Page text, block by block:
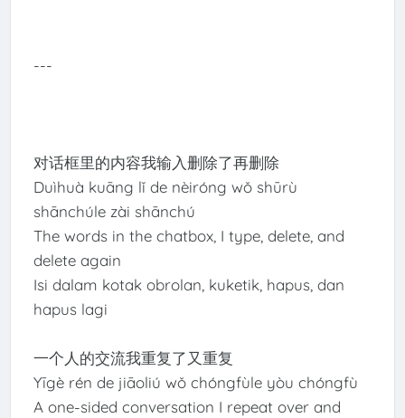
---
对话框里的内容我输入删除了再删除
Duìhuà kuāng lǐ de nèiróng wǒ shūrù
shānchúle zài shānchú
The words in the chatbox, I type, delete, and
delete again
Isi dalam kotak obrolan, kuketik, hapus, dan
hapus lagi
一个人的交流我重复了又重复
Yīgè rén de jiāoliú wǒ chóngfùle yòu chóngfù
A one-sided conversation I repeat over and